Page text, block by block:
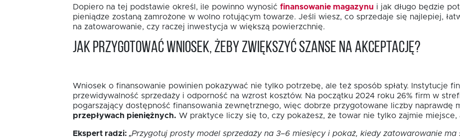
Dopiero na tej podstawie określ, ile powinno wynosić finansowanie magazynu i jak długo będzie
pieniądze zostaną zamrożone w wolno rotującym towarze. Jeśli wiesz, co sprzedaje się najlepiej,
na zatowarowanie, czy raczej inwestycja w większą powierzchnię.
Jak przygotować wniosek, żeby zwiększyć szanse na akceptację?
Wniosek o finansowanie powinien pokazywać nie tylko potrzebę, ale też sposób spłaty. Instytucje
przewidywalność sprzedaży i odporność na wzrost kosztów. Na początku 2024 roku 26% firm w
pogarszający dostępność finansowania zewnętrznego, więc dobrze przygotowane liczby naprawdę
przepływach pieniężnych. W praktyce liczy się to, czy pokażesz, że towar nie tylko zajmie
Ekspert radzi: „Przygotuj prosty model sprzedaży na 3–6 miesięcy i pokaż, kiedy zatowarowanie